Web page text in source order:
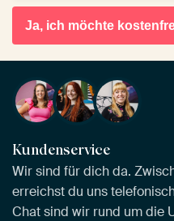
Ja, ich möchte
Kundenservice
Wir sind für dich da.
erreichst du uns
Chat sind wir rund um die